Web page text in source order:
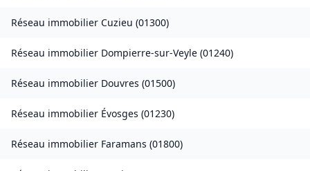
Réseau immobilier Cuzieu (01300)
Réseau immobilier Dompierre-sur-Veyle (01240)
Réseau immobilier Douvres (01500)
Réseau immobilier Évosges (01230)
Réseau immobilier Faramans (01800)